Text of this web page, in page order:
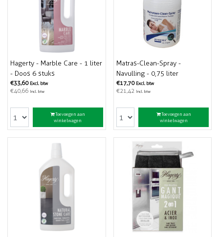
Hagerty - Marble Care - 1 liter
- Doos 6 stuks
€33,60 Excl. btw
€40,66 Incl. btw
Toevoegen aan
winkelwagen
Matras-Clean-Spray -
Navulling - 0,75 liter
€17,70 Excl. btw
€21,42 Incl. btw
Toevoegen aan
winkelwagen